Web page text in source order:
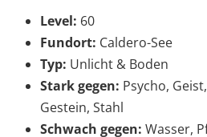
Level: 60
Fundort: Caldero-See
Typ: Unlicht & Boden
Stark gegen: Psycho,
Gestein, Stahl
Schwach gegen: Wasser,